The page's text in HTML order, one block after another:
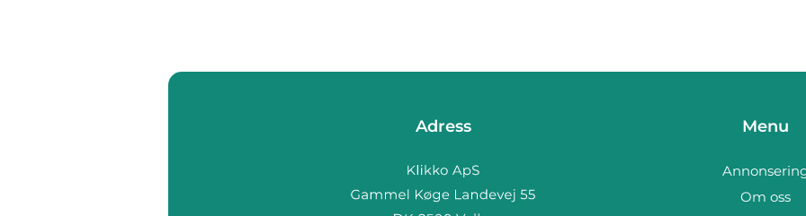
Adress Menu
Om oss